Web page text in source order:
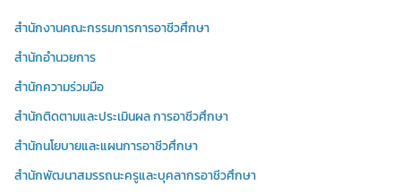
สำนักงานคณะกรรมการการอาชีวศึกษา
สำนักอำนวยการ
สำนักความร่วมมือ
สำนักติดตามและประเมินผล การอาชีวศึกษา
สำนักนโยบายและแผนการอาชีวศึกษา
สำนักพัฒนาสมรรถนะครูและบุคลากรอาชีวศึกษา